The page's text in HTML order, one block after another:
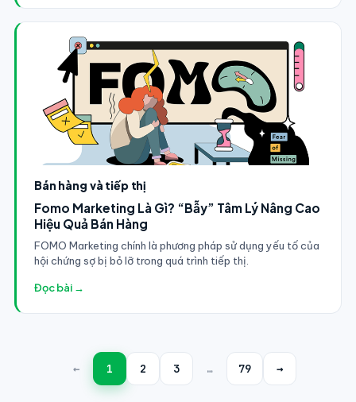
Bán hàng và tiếp thị
Fomo Marketing Là Gì? “Bẫy” Tâm Lý Nâng Cao
Hiệu Quả Bán Hàng
FOMO Marketing chính là phương pháp sử dụng yếu tố của
hội chứng sợ bị bỏ lỡ trong quá trình tiếp thị.
Đọc bài →
← 1 2 3 … 79 →